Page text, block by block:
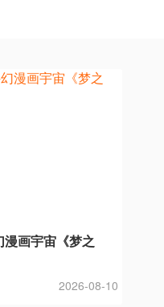
漫画宇宙《梦之
2026-08-10